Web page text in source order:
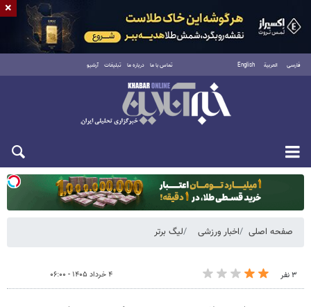
فارسی العربية English تماس با ما درباره ما تبلیغات آرشیو
یکشنبه ۱۸ مرداد ۱۴۰۵
صفحه اصلی اخبار ورزشی لیگ برتر
۳ نفر ۴ خرداد ۱۴۰۵ - ۰۶:۰۰
×